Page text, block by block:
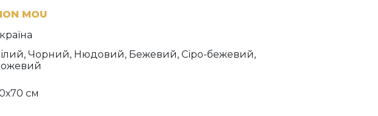
MOU
Чорний, Нюдовий, Бежевий, Сіро-бежевий,
см